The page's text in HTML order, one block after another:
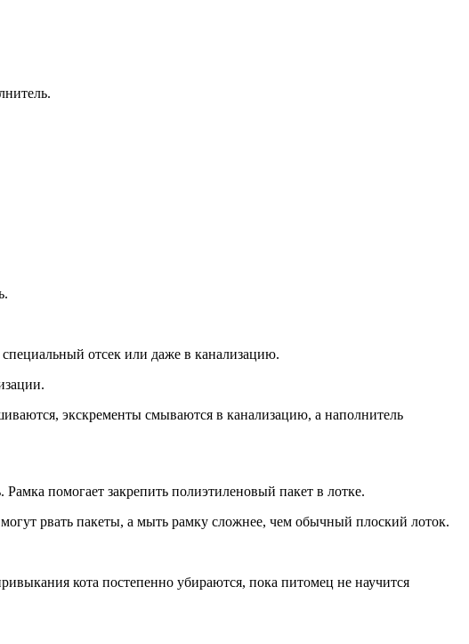
отсек или даже в канализацию.
экскременты смываются в канализацию, а наполнитель
помогает закрепить полиэтиленовый пакет в лотке.
рвать пакеты, а мыть рамку сложнее, чем обычный плоский лоток.
кота постепенно убираются, пока питомец не научится